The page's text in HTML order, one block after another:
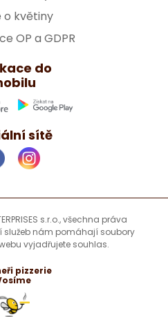
o květiny
OP a GDPR
do
sítě
s.r.o., všechna práva
služeb nám pomáhají soubory
vyjadřujete souhlas.
pizzerie